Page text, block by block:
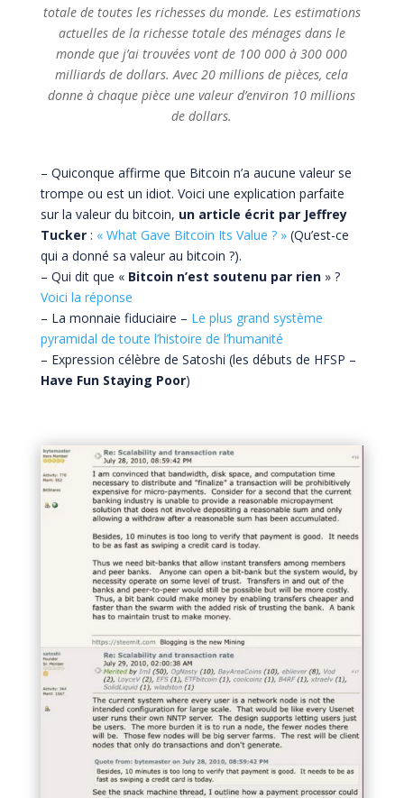
totale de toutes les richesses du monde. Les estimations
actuelles de la richesse totale des ménages dans le
monde que j’ai trouvées vont de 100 000 à 300 000
milliards de dollars. Avec 20 millions de pièces, cela
donne à chaque pièce une valeur d’environ 10 millions
de dollars.
– Quiconque affirme que Bitcoin n’a aucune valeur se
trompe ou est un idiot. Voici une explication parfaite
sur la valeur du bitcoin, un article écrit par Jeffrey
Tucker: « What Gave Bitcoin Its Value ? »(Qu’est-ce
qui a donné sa valeur au bitcoin ?).
– Qui dit que « Bitcoin n’est soutenu par rien» ?
Voici la réponse
– La monnaie fiduciaire – Le plus grand système
pyramidal de toute l’histoire de l’humanité
– Expression célèbre de Satoshi (les débuts de HFSP –
Have Fun Staying Poor)